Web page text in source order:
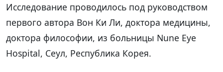
Исследование проводилось под руководством
первого автора Вон Ки Ли, доктора медицины,
доктора философии, из больницы Nune Eye
Hospital, Сеул, Республика Корея.